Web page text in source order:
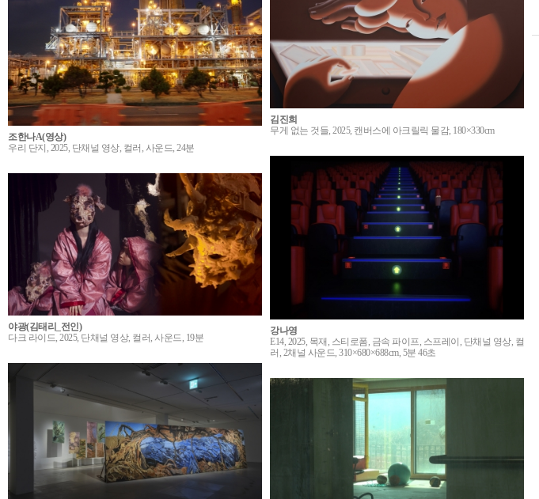
김진희
무게 없는 것들, 2025, 캔버스에 아크릴릭 물감, 180×330cm
조한나A(영상)
우리 단지, 2025, 단채널 영상, 컬러, 사운드, 24분
강나영
E14, 2025, 목재, 스티로폼, 금속 파이프, 스프레이, 단채널 영상, 컬
러, 2채널 사운드, 310×680×688cm, 5분 46초
야광(김태리_전인)
다크 라이드, 2025, 단채널 영상, 컬러, 사운드, 19분